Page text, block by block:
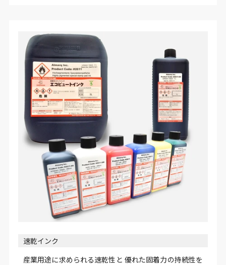
速乾インク
産業用途に求められる速乾性と 優れた固着力の持続性を